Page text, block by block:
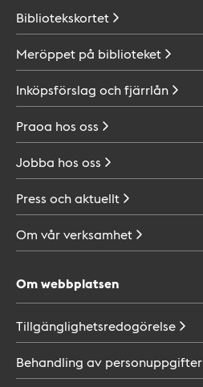
Bibliotekskortet
Meröppet på biblioteket
Inköpsförslag ochfjärrlån
Praoa hos oss
Jobba hos oss
Press ochaktuellt
Om vårverksamhet
Om webbplatsen
Tillgänglighetsredogörelse
Behandling av personuppgifter